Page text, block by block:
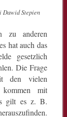
Stepien
zu anderen
hat auch das
gesetzlich
Die Frage
den vielen
kommen mit
gilt es z. B.